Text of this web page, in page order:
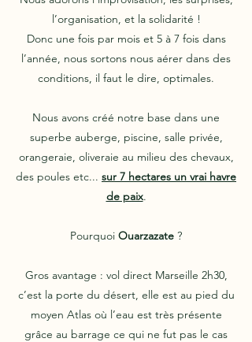
l’organisation, et la solidarité !
Donc une fois par mois et 5 à 7 fois dans
l’année, nous sortons nous aérer dans des
conditions, il faut le dire, optimales.
Nous avons créé notre base dans une
superbe auberge, piscine, salle privée,
orangeraie, oliveraie au milieu des chevaux,
des poules etc... sur 7 hectares un vrai havre
de paix.
Pourquoi Ouarzazate ?
Gros avantage : vol direct Marseille 2h30,
c’est la porte du désert, elle est au pied du
moyen Atlas où l’eau est très présente
grâce au barrage ce qui ne fut pas le cas